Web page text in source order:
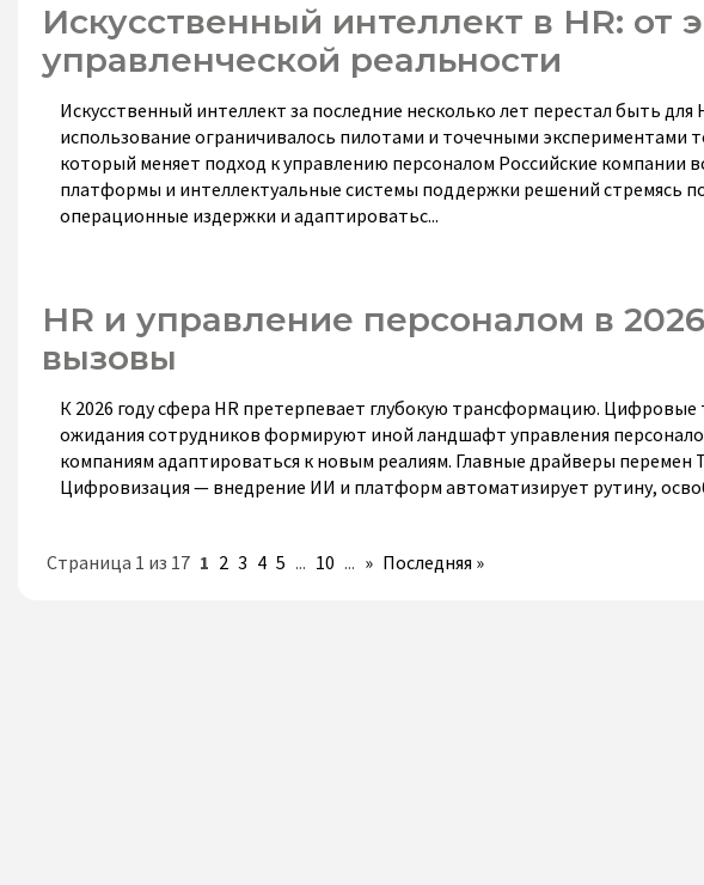
Искусственный интеллект в HR: от
управленческой реальности
Искусственный интеллект за последние несколько лет перестал быть
использование ограничивалось пилотами и точечными экспериментами
который меняет подход к управлению персоналом Российские компании
платформы и интеллектуальные системы поддержки решений стремясь
операционные издержки и адаптироватьс...
HR и управление персоналом в
вызовы
К 2026 году сфера HR претерпевает глубокую трансформацию.
ожидания сотрудников формируют иной ландшафт управления
компаниям адаптироваться к новым реалиям. Главные драйверы
Цифровизация — внедрение ИИ и платформ автоматизирует рутину,
Страница 1 из 17 1 2 3 4 5 ... 10 ... » Последняя »